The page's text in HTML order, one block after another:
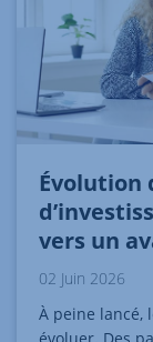
Évolution
vers un
02 Juin 2026
À peine lancé,